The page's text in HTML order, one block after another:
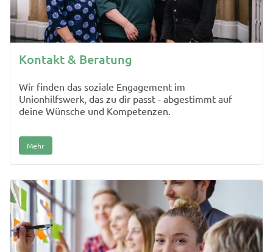
Kontakt & Beratung
Wir finden das soziale Engagement im
Unionhilfswerk, das zu dir passt - abgestimmt auf
deine Wünsche und Kompetenzen.
Mehr